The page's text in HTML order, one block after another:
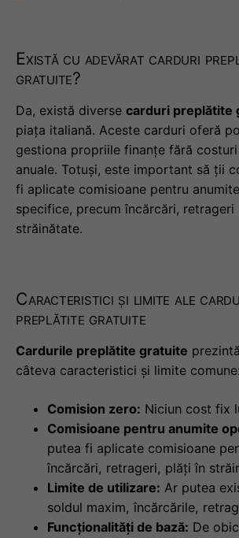
Există cu adevărat carduri
gratuite?
Da, există diverse carduri preplătite
piața italiană. Aceste carduri oferă
gestiona propriile finanțe fără
anuale. Totuși, este important să ții
fi aplicate comisioane pentru
specifice, precum încărcări, retrageri
străinătate.
Caracteristici și limite ale
preplătite gratuite
Cardurile preplătite gratuite
câteva caracteristici și limite comune:
Comision zero: Niciun cost fix
Comisioane pentru anumite
putea fi aplicate comisioane
încărcări, retrageri, plăți în
Limite de utilizare: Ar putea
soldul maxim, încărcările,
Funcționalități de bază: De